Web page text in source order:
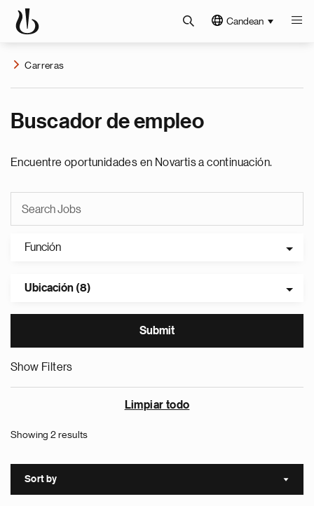
Candean
Carreras
Buscador de empleo
Encuentre oportunidades en Novartis a continuación.
Función
Ubicación (8)
Show Filters
Limpiar todo
Showing 2 results
Sort by Sort